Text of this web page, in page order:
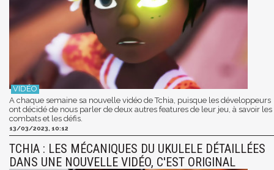
A chaque semaine sa nouvelle vidéo de Tchia, puisque les développeurs
ont décidé de nous parler de deux autres features de leur jeu, à savoir les
combats et les défis.
13/03/2023, 10:12
TCHIA : LES MÉCANIQUES DU UKULELE DÉTAILLÉES
DANS UNE NOUVELLE VIDÉO, C'EST ORIGINAL